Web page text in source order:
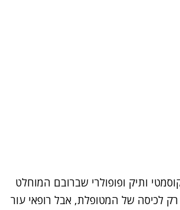
ותיק ופופולרי שברובם המוחלט
לכיסה של המטופלת, אבל רופאי עור